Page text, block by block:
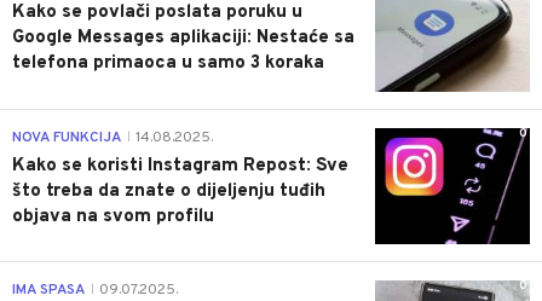
Kako se povlači poslata poruku u
Google Messages aplikaciji: Nestaće sa
telefona primaoca u samo 3 koraka
0
NOVA FUNKCIJA 14.08.2025.
Kako se koristi Instagram Repost: Sve
što treba da znate o dijeljenju tuđih
objava na svom profilu
0
IMA SPASA 09.07.2025.